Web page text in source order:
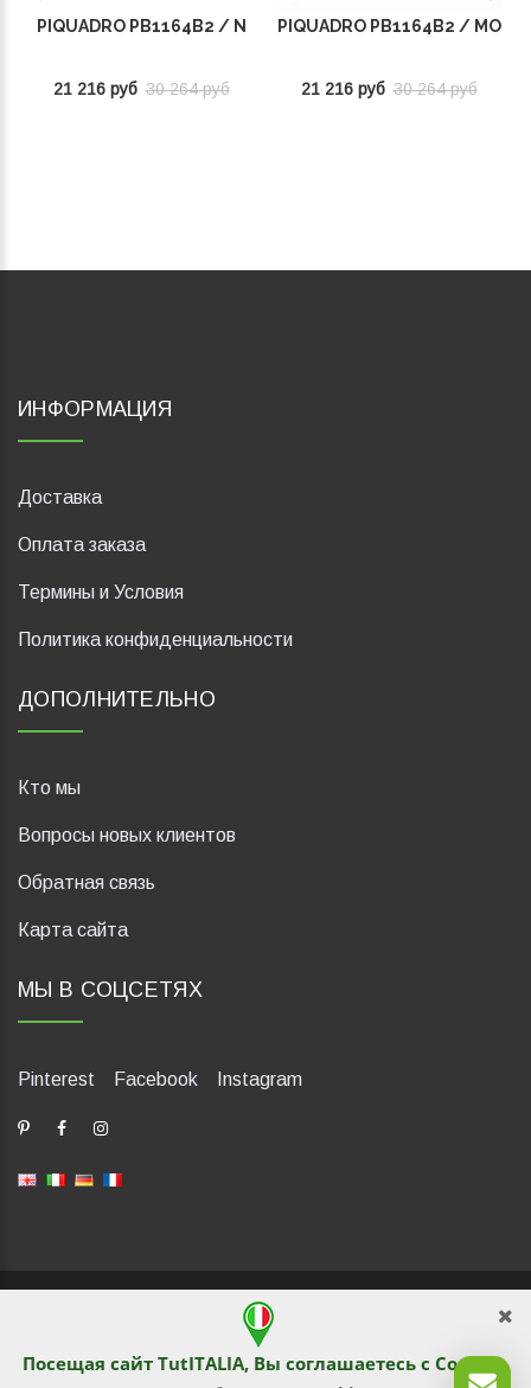
PIQUADRO PB1164B2 / N
21 216 руб 30 264 руб
PIQUADRO PB1164B2 / MO
21 216 руб 30 264 руб
Посещая сайт TutITALIA, Вы соглашаетесь с Cookies.
ИНФОРМАЦИЯ
Доставка
Оплата заказа
Термины и Условия
Политика конфиденциальности
ДОПОЛНИТЕЛЬНО
Кто мы
Вопросы новых клиентов
Обратная связь
Карта сайта
МЫ В СОЦСЕТЯХ
Pinterest Facebook Instagram
dP Motion Media. Via La Piana 430, 47835 Saludecio (RN), Italia.
Numero REA: RN410802. P.IVA: 04421580400. Tel +39 0541
1480041
© TutITALIA 2013-2026. Перепечатка и копирование
текстового и графического содержимого запрещены